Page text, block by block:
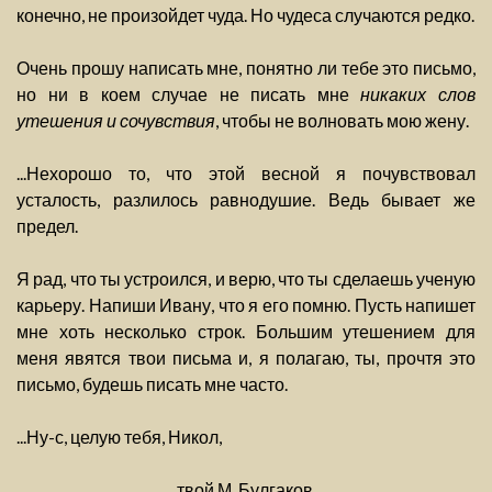
конечно, не произойдет чуда. Но чудеса случаются редко.
Очень прошу написать мне, понятно ли тебе это письмо,
но ни в коем случае не писать мненикаких слов
утешения и сочувствия , чтобы не волновать мою жену.
...Нехорошо то, что этой весной я почувствовал
усталость, разлилось равнодушие. Ведь бывает же
предел.
Я рад, что ты устроился, и верю, что ты сделаешь ученую
карьеру. Напиши Ивану, что я его помню. Пусть напишет
мне хоть несколько строк. Большим утешением для
меня явятся твои письма и, я полагаю, ты, прочтя это
письмо, будешь писать мне часто.
...Ну-с, целую тебя, Никол,